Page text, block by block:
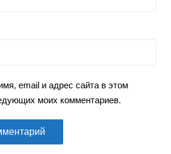
email и адрес сайта в этом
моих комментариев.